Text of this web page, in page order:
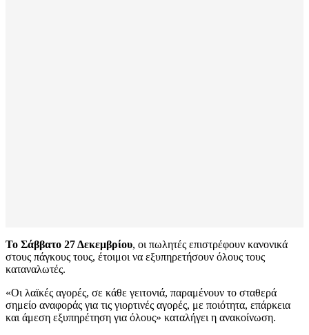
Το Σάββατο 27 Δεκεμβρίου, οι πωλητές επιστρέφουν κανονικά
στους πάγκους τους, έτοιμοι να εξυπηρετήσουν όλους τους
καταναλωτές.
«Οι λαϊκές αγορές, σε κάθε γειτονιά, παραμένουν το σταθερά
σημείο αναφοράς για τις γιορτινές αγορές, με ποιότητα, επάρκεια
και άμεση εξυπηρέτηση για όλους» καταλήγει η ανακοίνωση.